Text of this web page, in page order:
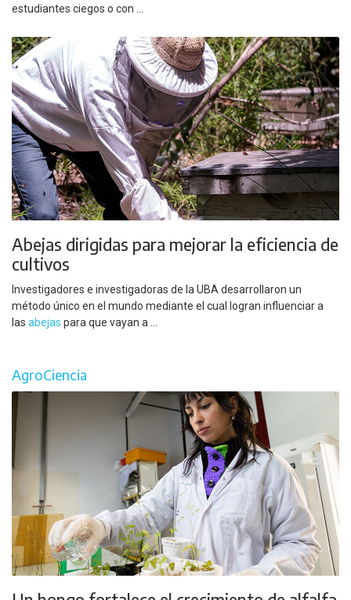
estudiantes ciegos o con ...
Abejas dirigidas para mejorar la eficiencia de
cultivos
Investigadores e investigadoras de la UBA desarrollaron un
método único en el mundo mediante el cual logran influenciar a
las abejas para que vayan a ...
AgroCiencia